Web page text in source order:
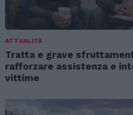
ATTUALITÀ
Tratta e grave
rafforzare assistenza e
vittime